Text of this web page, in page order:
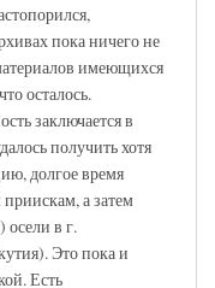
пока ничего не
имеющихся
осталось.
заключается в
получить хотя
долгое время
а затем
в г.
Это пока и
Есть